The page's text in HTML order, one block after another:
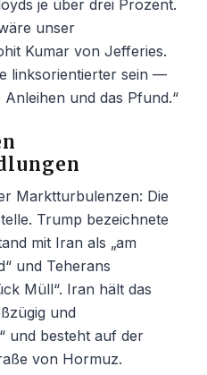
je über drei Prozent.
unser
Kumar von Jefferies.
linksorientierter sein —
und das Pfund.“
Marktturbulenzen: Die
Trump bezeichnete
mit Iran als „am
und Teherans
Müll“. Iran hält das
und
und besteht auf der
von Hormuz.